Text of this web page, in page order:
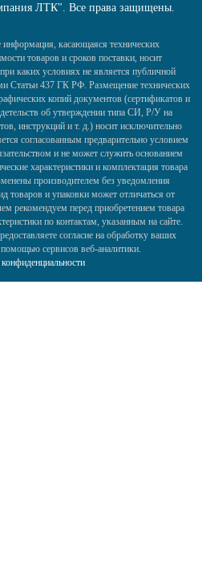
ЛТК". Все права защищены.
информация, касающаяся технических
товаров и сроков поставки, носит
каких условиях не является публичной
Статьи 437 ГК РФ. Размещение технических
копий документов (сертификатов и
об утверждении типа СИ, Р/У на
инструкций и т. д.) носит исключительно
согласованным предварительно условием
и не может служить основанием
характеристики и комплектация товара
производителем без уведомления
товаров и упаковки может отличаться от
рекомендуем перед приобретением товара
по контактам, указанным на сайте.
согласие на обработку ваших
сервисов веб-аналитики.